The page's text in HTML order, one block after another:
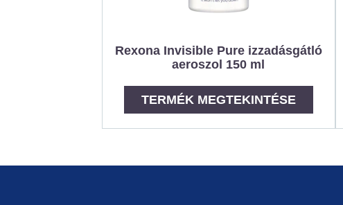
Rexona Invisible Pure izzadásgátló
aeroszol 150 ml
TERMÉK MEGTEKINTÉSE